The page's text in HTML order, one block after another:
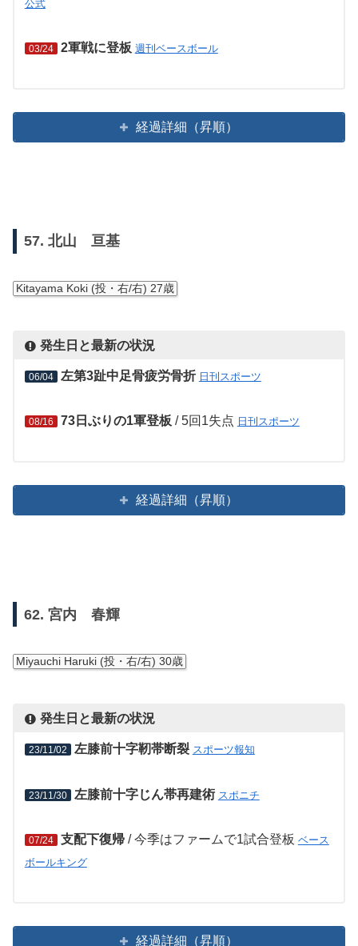
公式
03/24 2軍戦に登板 週刊ベースボール
経過詳細（昇順）
57. 北山 亘基
Kitayama Koki (投・右/右) 27歳
発生日と最新の状況
06/04 左第3趾中足骨疲労骨折 日刊スポーツ
08/16 73日ぶりの1軍登板 / 5回1失点 日刊スポーツ
経過詳細（昇順）
62. 宮内 春輝
Miyauchi Haruki (投・右/右) 30歳
発生日と最新の状況
23/11/02 左膝前十字靭帯断裂 スポーツ報知
23/11/30 左膝前十字じん帯再建術 スポニチ
07/24 支配下復帰/ 今季はファームで1試合登板 ベース
ボールキング
経過詳細（昇順）